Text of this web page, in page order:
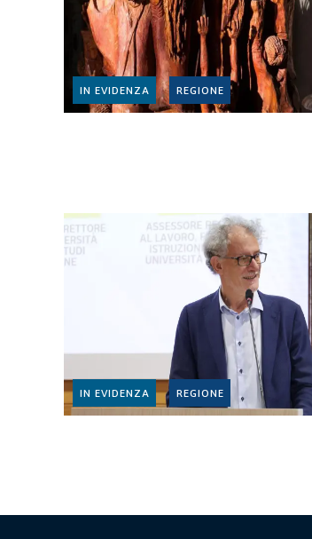
IN EVIDENZA REGIONE
IN EVIDENZA REGIONE